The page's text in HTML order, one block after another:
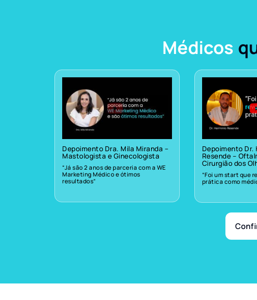
Médicos
Depoimento Dra. Mila Miranda –
Mastologista e Ginecologista
“Já são 2 anos de parceria com a WE
Marketing Médico e ótimos
resultados”
Depoimento Dr.
Resende –
Cirurgião dos
“Foi um start que
prática como